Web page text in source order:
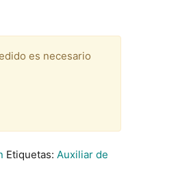
es necesario
Etiquetas: Auxiliar de